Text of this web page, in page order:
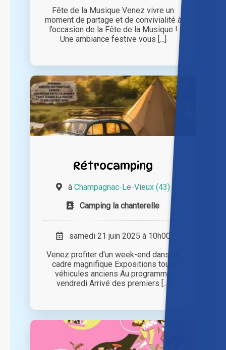
Fête de la Musique Venez vivre un
moment de partage et de convivialité à
l’occasion de la Fête de la Musique !
Une ambiance festive vous [...]
Rétrocamping
à Champagnac-Le-Vieux (43)
Camping la chanterelle
samedi 21 juin 2025 à 10h00
Venez profiter d'un week-end dans un
cadre magnifique Expositions tous
véhicules anciens Au programme
vendredi Arrivé des premiers [...]